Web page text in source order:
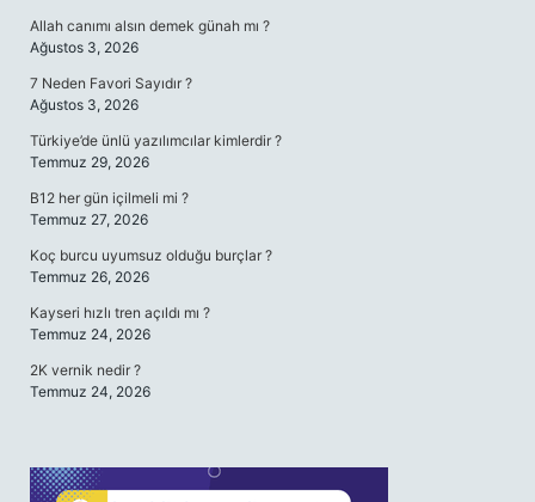
Allah canımı alsın demek günah mı ?
Ağustos 3, 2026
7 Neden Favori Sayıdır ?
Ağustos 3, 2026
Türkiye’de ünlü yazılımcılar kimlerdir ?
Temmuz 29, 2026
B12 her gün içilmeli mi ?
Temmuz 27, 2026
Koç burcu uyumsuz olduğu burçlar ?
Temmuz 26, 2026
Kayseri hızlı tren açıldı mı ?
Temmuz 24, 2026
2K vernik nedir ?
Temmuz 24, 2026